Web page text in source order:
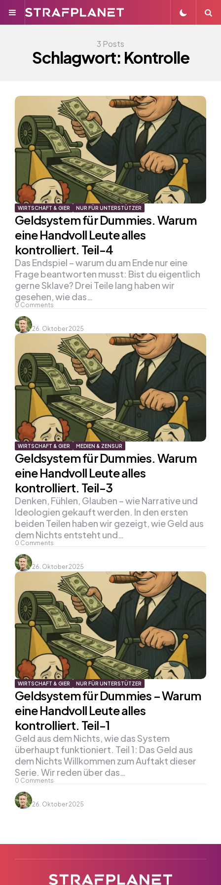
Menu
3 Posts
Schlagwort: Kontrolle
WIRTSCHAFT & GIER NUR FÜR UNTERSTÜTZER
Geldsystem für Dummies. Warum
eine Handvoll Leute alles
kontrolliert. Teil-4
0 Comments
Das Endspiel – warum du am Ende nur eine
Frage beantworten musst: Bist du eigentlich
gerne Sklave? Drei Teile lang haben wir
gesehen, wie das…
26. Oktober 2025
WIRTSCHAFT & GIER MEDIEN & ZENSUR
Geldsystem für Dummies. Warum
eine Handvoll Leute alles
kontrolliert. Teil-3
0 Comments
Denken, Fühlen, Glauben – wie Narrative und
Ideologien gekauft werden. In den ersten
beiden Teilen haben wir gezeigt, wie Geld aus
dem Nichts entsteht und…
26. Oktober 2025
WIRTSCHAFT & GIER NUR FÜR UNTERSTÜTZER
Geldsystem für Dummies – Warum
eine Handvoll Leute alles
kontrolliert. Teil-1
0 Comments
Geld aus dem Nichts, wie das System
überhaupt funktioniert. Teil 1: Das Geld aus
dem Nichts Willkommen zum Auftakt dieser
Serie. Wir reden über das…
26. Oktober 2025